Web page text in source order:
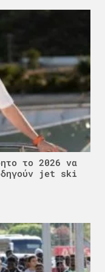
το 2026 να
jet ski